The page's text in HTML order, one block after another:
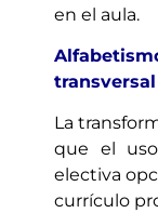
en el aula.
transversal
La
que el
electiva
currículo